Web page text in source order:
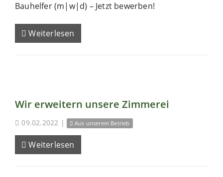
Bauhelfer (m|w|d) – Jetzt bewerben!
Weiterlesen
Wir erweitern unsere Zimmerei
09.02.2022 | Aus unserem Betrieb
Weiterlesen